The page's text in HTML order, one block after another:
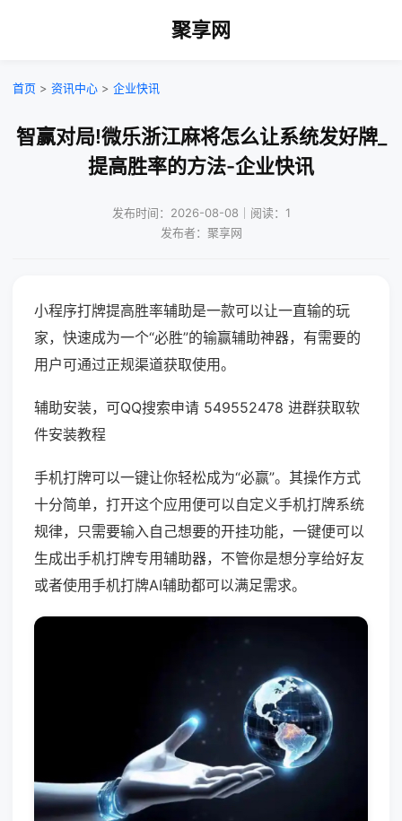
聚享网
首页 > 资讯中心 > 企业快讯
智赢对局!微乐浙江麻将怎么让系统发好牌_
提高胜率的方法-企业快讯
发布时间：2026-08-08｜阅读：1
发布者：聚享网
小程序打牌提高胜率辅助是一款可以让一直输的玩
家，快速成为一个“必胜”的输赢辅助神器，有需要的
用户可通过正规渠道获取使用。
辅助安装，可QQ搜索申请 549552478 进群获取软
件安装教程
手机打牌可以一键让你轻松成为“必赢”。其操作方式
十分简单，打开这个应用便可以自定义手机打牌系统
规律，只需要输入自己想要的开挂功能，一键便可以
生成出手机打牌专用辅助器，不管你是想分享给好友
或者使用手机打牌AI辅助都可以满足需求。